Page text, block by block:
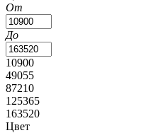
От
До
10900
49055
87210
125365
163520
Цвет